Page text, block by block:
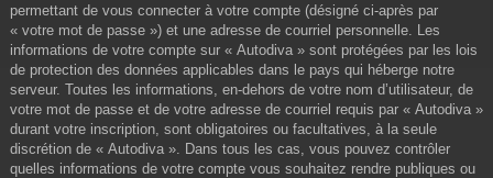
permettant de vous connecter à votre compte (désigné ci-après par
« votre mot de passe ») et une adresse de courriel personnelle. Les
informations de votre compte sur « Autodiva » sont protégées par les lois
de protection des données applicables dans le pays qui héberge notre
serveur. Toutes les informations, en-dehors de votre nom d’utilisateur, de
votre mot de passe et de votre adresse de courriel requis par « Autodiva »
durant votre inscription, sont obligatoires ou facultatives, à la seule
discrétion de « Autodiva ». Dans tous les cas, vous pouvez contrôler
quelles informations de votre compte vous souhaitez rendre publiques ou